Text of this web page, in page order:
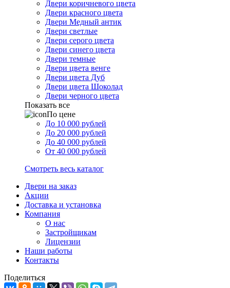
Двери коричневого цвета
Двери красного цвета
Двери Медный антик
Двери светлые
Двери серого цвета
Двери синего цвета
Двери темные
Двери цвета венге
Двери цвета Дуб
Двери цвета Шоколад
Двери черного цвета
Показать все
По цене
До 10 000 рублей
До 20 000 рублей
До 40 000 рублей
От 40 000 рублей
Смотреть весь каталог
Двери на заказ
Акции
Доставка и установка
Компания
О нас
Застройщикам
Лицензии
Наши работы
Контакты
Поделиться